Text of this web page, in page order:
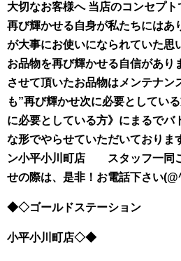
大切なお客様へ 当店のコンセプ
再び輝かせる自身が私たちにはあ
が大事にお使いになられていた思
お品物を再び輝かせる自信があり
させて頂いたお品物はメンテナン
も”再び輝かせ次に必要としてい
に必要としている方》にまるでバ
な形でやらせていただいておりま
ン小平小川町店 スタッフ一同
せの際は、 是非！お電話下さい
◆◇ゴールドステーション
小平小川町店◇◆